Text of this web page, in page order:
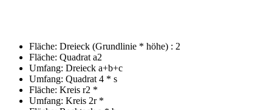
Fläche: Dreieck (Grundlinie * höhe) : 2
Fläche: Quadrat a2
Umfang: Dreieck a+b+c
Umfang: Quadrat 4 * s
Fläche: Kreis r2 *
Umfang: Kreis 2r *